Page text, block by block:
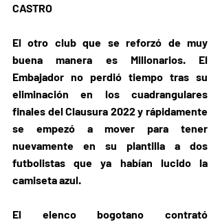
CASTRO
El otro club que se reforzó de muy
buena manera es Millonarios. El
Embajador no perdió tiempo tras su
eliminación en los cuadrangulares
finales del Clausura 2022 y rápidamente
se empezó a mover para tener
nuevamente en su plantilla a dos
futbolistas que ya habían lucido la
camiseta azul.
El elenco bogotano contrató